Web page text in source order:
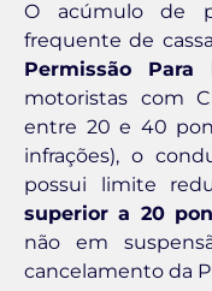
O acúmulo de
frequente de
Permissão Para
motoristas com
entre 20 e 40
infrações), o
possui limite
superior a 20
não em
cancelamento da